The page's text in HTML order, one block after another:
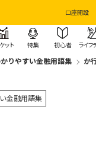
口座開設
ット 特集 初心者 ライフ
りやすい金融用語集 か
金融用語集